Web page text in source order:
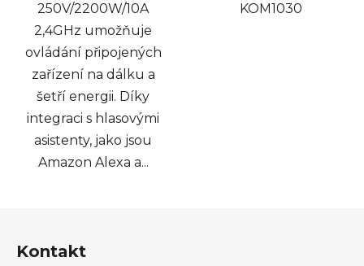
250V/2200W/10A
2,4GHz umožňuje
ovládání připojených
zařízení na dálku a
šetří energii. Díky
integraci s hlasovými
asistenty, jako jsou
Amazon Alexa a...
KOM1030
Kontakt